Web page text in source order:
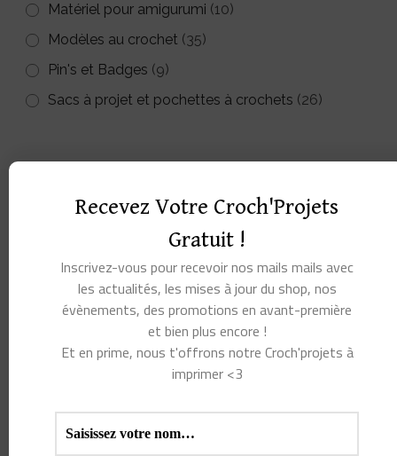
Matériel pour amigurumi (10)
Modèles au crochet (35)
Pin's et Badges (9)
Sacs à projet et pochettes à crochets (26)
Recevez Votre Croch'Projets
Gratuit !
Inscrivez-vous pour recevoir nos mails mails avec
les actualités, les mises à jour du shop, nos
évènements, des promotions en avant-première
et bien plus encore !
Et en prime, nous t'offrons notre Croch'projets à
imprimer <3